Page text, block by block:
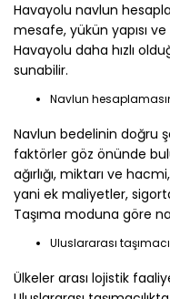
Havayolu navlun
mesafe, yükün yapısı
Havayolu daha hızlı
sunabilir.
Navlun
Navlun bedelinin doğru
faktörler göz önünde
ağırlığı, miktarı ve
yani ek maliyetler,
Taşıma moduna göre
Uluslararası
Ülkeler arası lojistik